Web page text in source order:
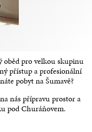
oběd pro velkou skupinu
přístup a profesionální
pobyt na Šumavě?
nás přípravu prostor a
pod Churáňovem.